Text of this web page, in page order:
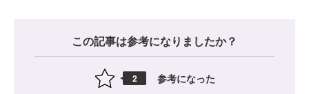
この記事は参考になりましたか？
2 参考になった